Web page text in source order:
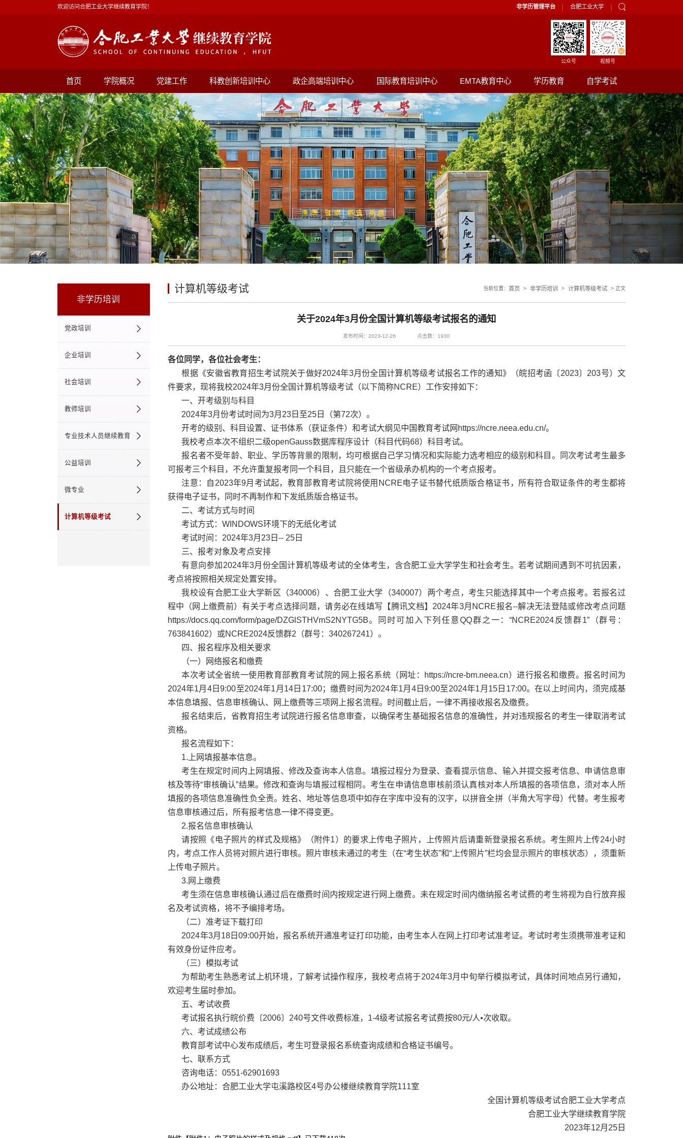
欢迎访问合肥工业大学继续教育学院！ 非学历管理平台 | 合肥工业大学 |
公众号 视频号
首页 学院概况 党建工作 科教创新培训中心 政企高端培训中心 国际教育培训中心 EMTA教育中心 学历教育 自学考试
非学历培训
党政培训
企业培训
社会培训
教师培训
专业技术人员继续教育
公益培训
微专业
计算机等级考试
计算机等级考试 当前位置: 首页 > 非学历培训 > 计算机等级考试 > 正文
关于2024年3月份全国计算机等级考试报名的通知
发布时间：2023-12-26 点击数： 1930
各位同学，各位社会考生：
根据《安徽省教育招生考试院关于做好2024年3月份全国计算机等级考试报名工作的通知》（皖招考函〔2023〕203号）文
件要求，现将我校2024年3月份全国计算机等级考试（以下简称NCRE）工作安排如下：
一、开考级别与科目
2024年3月份考试时间为3月23日至25日（第72次）。
开考的级别、科目设置、证书体系（获证条件）和考试大纲见中国教育考试网https://ncre.neea.edu.cn/。
我校考点本次不组织二级openGauss数据库程序设计（科目代码68）科目考试。
报名者不受年龄、职业、学历等背景的限制，均可根据自己学习情况和实际能力选考相应的级别和科目。同次考试考生最多
可报考三个科目，不允许重复报考同一个科目，且只能在一个省级承办机构的一个考点报考。
注意：自2023年9月考试起，教育部教育考试院将使用NCRE电子证书替代纸质版合格证书，所有符合取证条件的考生都将
获得电子证书，同时不再制作和下发纸质版合格证书。
二、考试方式与时间
考试方式：WINDOWS环境下的无纸化考试
考试时间：2024年3月23日-- 25日
三、报考对象及考点安排
有意向参加2024年3月份全国计算机等级考试的全体考生，含合肥工业大学学生和社会考生。若考试期间遇到不可抗因素，
考点将按照相关规定处置安排。
我校设有合肥工业大学新区（340006）、合肥工业大学（340007）两个考点，考生只能选择其中一个考点报考。若报名过
程中（网上缴费前）有关于考点选择问题，请务必在线填写【腾讯文档】2024年3月NCRE报名--解决无法登陆或修改考点问题
https://docs.qq.com/form/page/DZGlSTHVmS2NYTG5B。同时可加入下列任意QQ群之一：“NCRE2024反馈群1”（群号：
763841602）或NCRE2024反馈群2（群号：340267241）。
四、报名程序及相关要求
（一）网络报名和缴费
本次考试全省统一使用教育部教育考试院的网上报名系统（网址：https://ncre-bm.neea.cn）进行报名和缴费。报名时间为
2024年1月4日9:00至2024年1月14日17:00；缴费时间为2024年1月4日9:00至2024年1月15日17:00。在以上时间内，须完成基
本信息填报、信息审核确认、网上缴费等三项网上报名流程。时间截止后，一律不再接收报名及缴费。
报名结束后，省教育招生考试院进行报名信息审查，以确保考生基础报名信息的准确性，并对违规报名的考生一律取消考试
资格。
报名流程如下：
1.上网填报基本信息。
考生在规定时间内上网填报、修改及查询本人信息。填报过程分为登录、查看提示信息、输入并提交报考信息、申请信息审
核及等待“审核确认”结果。修改和查询与填报过程相同。考生在申请信息审核前须认真核对本人所填报的各项信息，须对本人所
填报的各项信息准确性负全责。姓名、地址等信息项中如存在字库中没有的汉字，以拼音全拼（半角大写字母）代替。考生报考
信息审核通过后，所有报考信息一律不得变更。
2.报名信息审核确认
请按照《电子照片的样式及规格》（附件1）的要求上传电子照片，上传照片后请重新登录报名系统。考生照片上传24小时
内，考点工作人员将对照片进行审核。照片审核未通过的考生（在“考生状态”和“上传照片”栏均会显示照片的审核状态），须重新
上传电子照片。
3.网上缴费
考生须在信息审核确认通过后在缴费时间内按规定进行网上缴费。未在规定时间内缴纳报名考试费的考生将视为自行放弃报
名及考试资格，将不予编排考场。
（二）准考证下载打印
2024年3月18日09:00开始，报名系统开通准考证打印功能，由考生本人在网上打印考试准考证。考试时考生须携带准考证和
有效身份证件应考。
（三）模拟考试
为帮助考生熟悉考试上机环境，了解考试操作程序，我校考点将于2024年3月中旬举行模拟考试，具体时间地点另行通知，
欢迎考生届时参加。
五、考试收费
考试报名执行皖价费〔2006〕240号文件收费标准，1-4级考试报名考试费按80元/人•次收取。
六、考试成绩公布
教育部考试中心发布成绩后，考生可登录报名系统查询成绩和合格证书编号。
七、联系方式
咨询电话：0551-62901693
办公地址：合肥工业大学屯溪路校区4号办公楼继续教育学院111室
全国计算机等级考试合肥工业大学考点
合肥工业大学继续教育学院
2023年12月25日